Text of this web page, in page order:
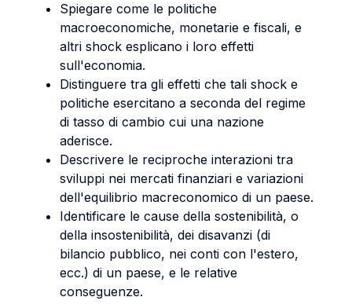
Spiegare come le politiche
macroeconomiche, monetarie e fiscali, e
altri shock esplicano i loro effetti
sull'economia.
Distinguere tra gli effetti che tali shock e
politiche esercitano a seconda del regime
di tasso di cambio cui una nazione
aderisce.
Descrivere le reciproche interazioni tra
sviluppi nei mercati finanziari e variazioni
dell'equilibrio macreconomico di un paese.
Identificare le cause della sostenibilità, o
della insostenibilità, dei disavanzi (di
bilancio pubblico, nei conti con l'estero,
ecc.) di un paese, e le relative
conseguenze.